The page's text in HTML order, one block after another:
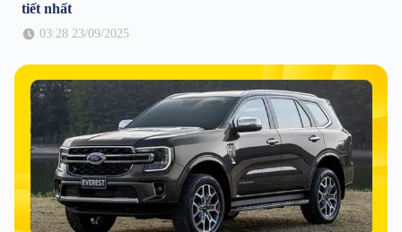
tiết nhất
03:28 23/09/2025